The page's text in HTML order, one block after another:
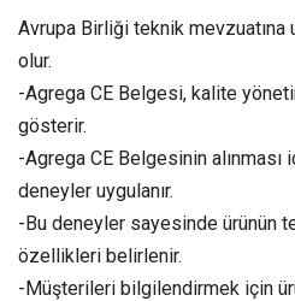
Avrupa Birliği teknik mevzuatına
olur.
-Agrega CE Belgesi, kalite
gösterir.
-Agrega CE Belgesinin
deneyler uygulanır.
-Bu deneyler sayesinde ürünün
özellikleri belirlenir.
-Müşterileri bilgilendirmek için